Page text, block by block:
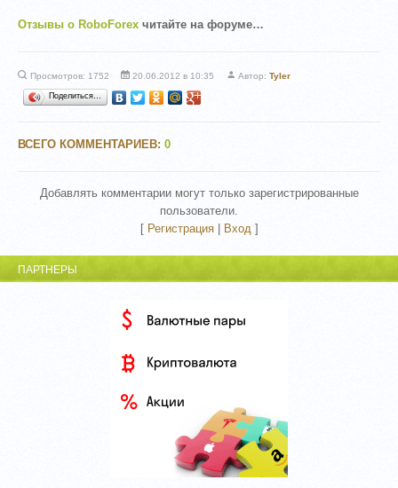
Отзывы о RoboForex читайте на форуме…
Просмотров: 1752 20.06.2012 в 10:35 Автор:Tyler
Поделиться…
ВСЕГО КОММЕНТАРИЕВ:0
Добавлять комментарии могут только зарегистрированные
пользователи.
[ Регистрация| Вход ]
ПАРТНЕРЫ